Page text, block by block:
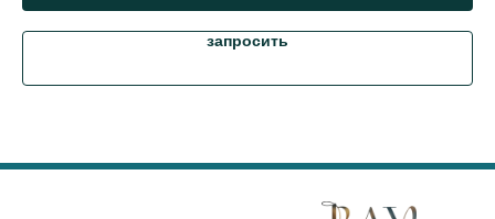
запросить